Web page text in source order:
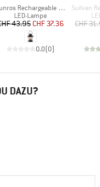
Rechargeable Lantern
Produktgruppe
LED-Lampe
Preis
43.95reduzierter Preis
CHF 37.36
0.0(0)
Artikel
Suilven
CHF
DAZU?